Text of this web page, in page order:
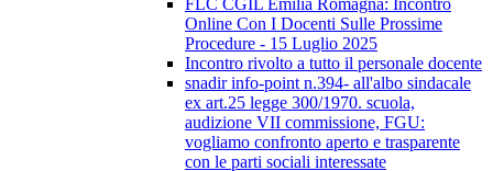
FLC CGIL Emilia Romagna: Incontro
Online Con I Docenti Sulle Prossime
Procedure - 15 Luglio 2025
Incontro rivolto a tutto il personale docente
snadir info-point n.394- all'albo sindacale
ex art.25 legge 300/1970. scuola,
audizione VII commissione, FGU:
vogliamo confronto aperto e trasparente
con le parti sociali interessate